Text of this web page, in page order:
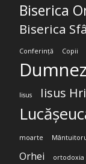
Biserica
Biserica
Conferință Copii
Iisus Iisus
moarte
Orhei ortodoxia